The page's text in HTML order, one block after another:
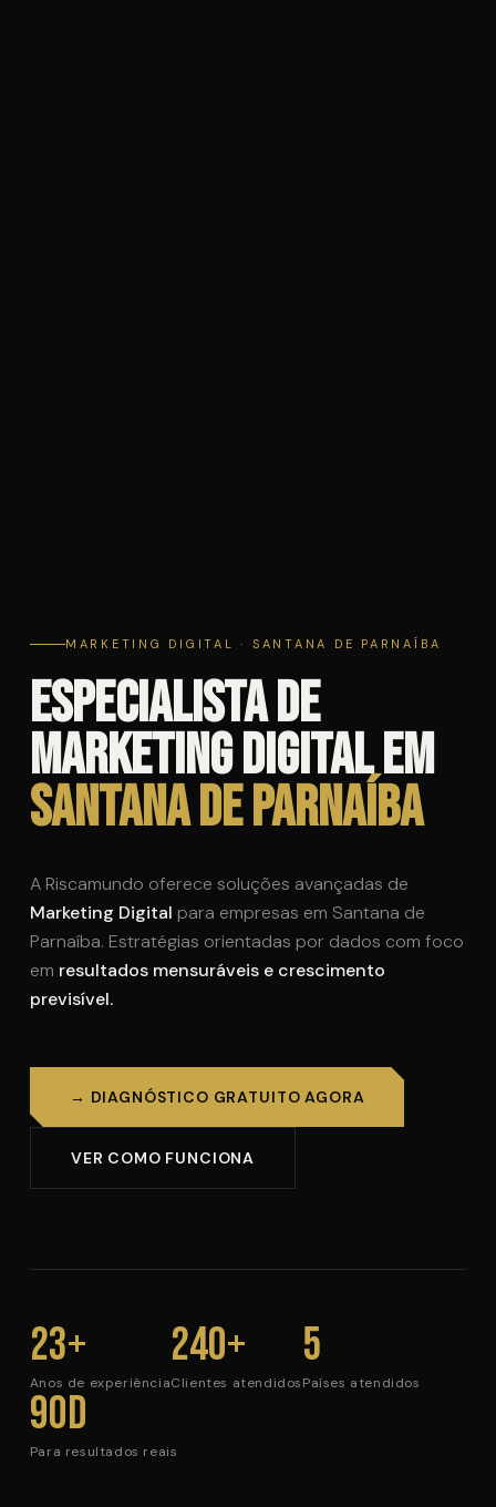
MARKETING DIGITAL · SANTANA DE PARNAÍBA
Especialista de
Marketing Digital em
Santana de Parnaíba
A Riscamundo oferece soluções avançadas de
Marketing Digital para empresas em Santana de
Parnaíba. Estratégias orientadas por dados com foco
em resultados mensuráveis e crescimento
previsível.
→ DIAGNÓSTICO GRATUITO AGORA
VER COMO FUNCIONA
23+
Anos de experiência
240+
Clientes atendidos
5
Países atendidos
90d
Para resultados reais